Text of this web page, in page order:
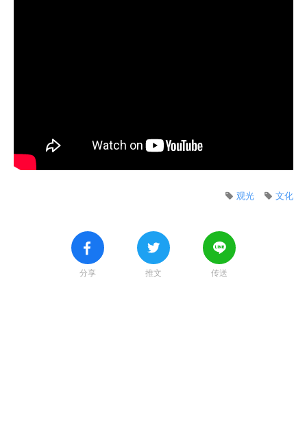
文化
观光
分享 推文 传送